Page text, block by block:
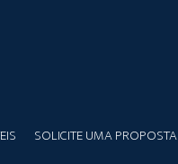
SOLICITE UMA PROPOSTA